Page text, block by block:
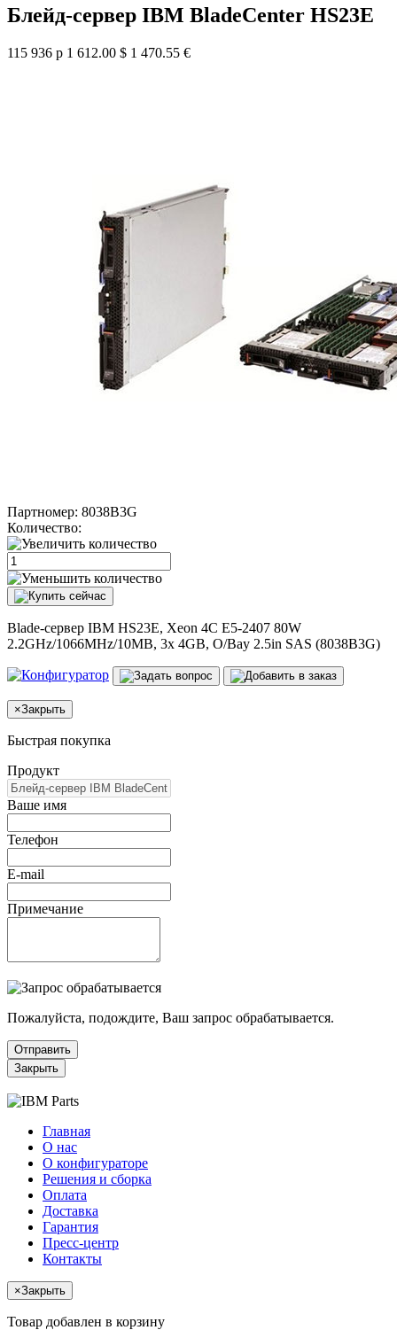
Блейд-сервер IBM BladeCenter HS23E
115 936 р 1 612.00 $ 1 470.55 €
Партномер: 8038B3G
Количество:
Blade-сервер IBM HS23E, Xeon 4C E5-2407 80W
2.2GHz/1066MHz/10MB, 3x 4GB, O/Bay 2.5in SAS (8038B3G)
×Закрыть
Быстрая покупка
Продукт
Ваше имя
Телефон
E-mail
Примечание
Пожалуйста, подождите, Ваш запрос обрабатывается.
Отправить
Закрыть
Главная
О нас
О конфигураторе
Решения и сборка
Оплата
Доставка
Гарантия
Пресс-центр
Контакты
×Закрыть
Товар добавлен в корзину